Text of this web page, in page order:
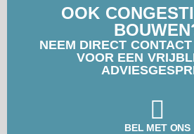
OOK
NEEM DIRECT
VOOR EEN
BEL MET ONS